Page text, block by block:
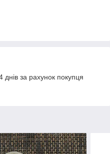
за рахунок покупця